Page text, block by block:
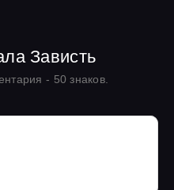
Зависть
- 50 знаков.